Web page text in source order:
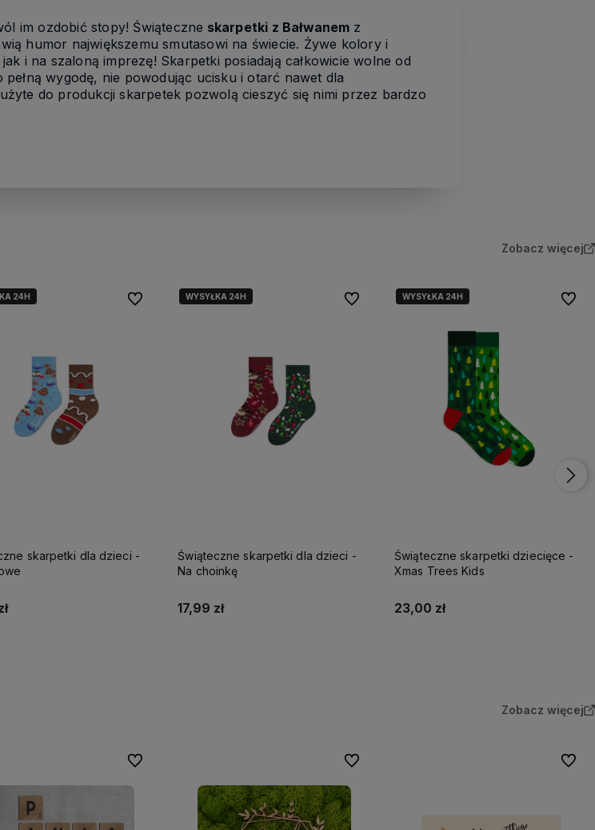
im ozdobić stopy! Świąteczne skarpetki z Bałwanem z
humor największemu smutasowi na świecie. Żywe kolory i
i na szaloną imprezę! Skarpetki posiadają całkowicie wolne od
wygodę, nie powodując ucisku i otarć nawet dla
do produkcji skarpetek pozwolą cieszyć się nimi przez bardzo
Zobacz więcej
24H
skarpetki dla dzieci -
Do ulubionychWYSYŁKA 24H
Świąteczne skarpetki dla dzieci -
Na choinkę
17,99 zł
Do ulubionychWYSYŁKA 24H
Świąteczne skarpetki dziecięce -
Xmas Trees Kids
23,00 zł
Do
Zobacz więcej
Do ulubionych Do ulubionych Do